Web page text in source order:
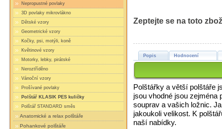
Nepropustné povlaky
3D povlaky mikrovlákno
Dětské vzory
Geometrické vzory
Kočky, psi, motýli, koně
Květinové vzory
Motorky, lebky, pirátské
Neroztříděno
Vánoční vzory
Prošívané povlaky
Polštář KLASIK PES kuličky
Polštář STANDARD směs
Anatomické a relax polštáře
Pohankové polštáře
Zeptejte se na toto
Popis Hodnocení
Polštářky a větší polštáře
jsou vhodné jsou zejména
souprav a vašich ložnic.
jakoukoli velikost. K
naší nabídky.